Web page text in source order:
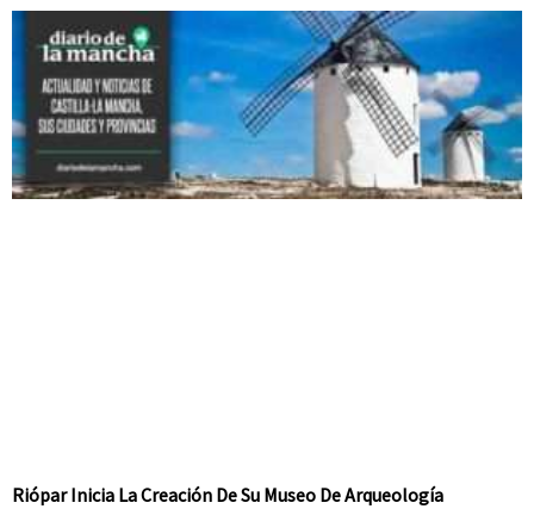
Riópar Inicia La Creación De Su Museo De Arqueología